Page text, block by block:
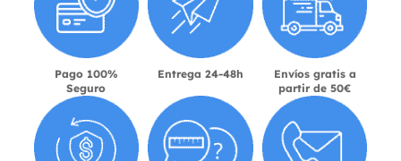
Pago 100%
Seguro
Entrega 24-48h
Envíos gratis a
partir de 50€